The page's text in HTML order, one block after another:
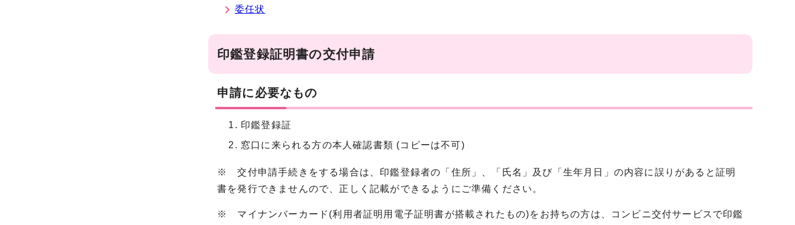
委任状
印鑑登録証明書の交付申請
申請に必要なもの
印鑑登録証
窓口に来られる方の本人確認書類 (コピーは不可)
※ 交付申請手続きをする場合は、印鑑登録者の「住所」、「氏名」及び「生年月日」の内容に誤りがあると証明
書を発行できませんので、正しく記載ができるようにご準備ください。
※ マイナンバーカード(利用者証明用電子証明書が搭載されたもの)をお持ちの方は、コンビニ交付サービスで印鑑